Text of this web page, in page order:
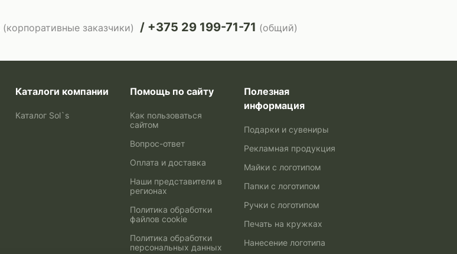
(корпоративные заказчики) +375 29 199-71-71 (общий)
Каталоги компании
Каталог Sol`s
Помощь по сайту
Как пользоваться
сайтом
Вопрос-ответ
Оплата и доставка
Наши представители в
регионах
Политика обработки
файлов cookie
Политика обработки
персональных данных
Полезная
информация
Подарки и сувениры
Рекламная продукция
Майки с логотипом
Папки с логотипом
Ручки с логотипом
Печать на кружках
Нанесение логотипа